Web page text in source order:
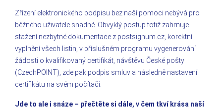
Zřízení elektronického podpisu bez naší pomoci nebývá pro
běžného uživatele snadné. Obvyklý postup totiž zahrnuje
stažení nezbytné dokumentace z postsignum.cz, korektní
vyplnění všech listin, v příslušném programu vygenerování
žádosti o kvalifikovaný certifikát, návštěvu České pošty
(CzechPOINT), zde pak podpis smluv a následně nastavení
certifikátu na svém počítači.
Jde to ale i snáze – přečtěte si dále, v čem tkví krása naší